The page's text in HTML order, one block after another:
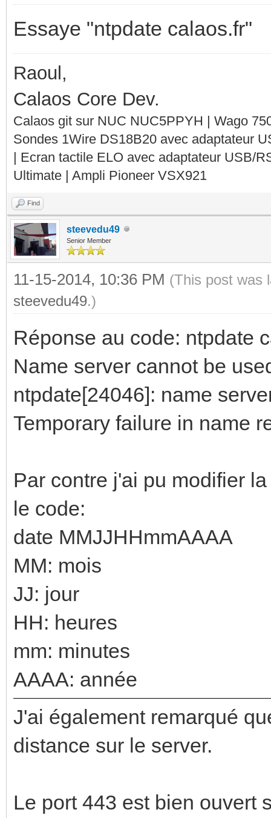
Essaye "ntpdate calaos.fr"
Raoul,
Calaos Core Dev.
Calaos git sur NUC NUC5PPYH | Wago
Sondes 1Wire DS18B20 avec adaptateur
| Ecran tactile ELO avec adaptateur USB/
Ultimate | Ampli Pioneer VSX921
Find
steevedu49
Senior Member
11-15-2014, 10:36 PM (This post was
steevedu49.)
Réponse au code: ntpdate
Name server cannot be
ntpdate[24046]: name
Temporary failure in name
Par contre j'ai pu modifier
le code:
date MMJJHHmmAAAA
MM: mois
JJ: jour
HH: heures
mm: minutes
AAAA: année
J'ai également remarqué
distance sur le server.
Le port 443 est bien ouvert